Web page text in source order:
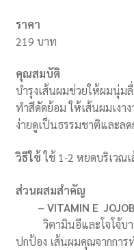
ราคา
219 บาท
คุณสมบัติ
บำรุงเส้นผมช่วยให้ผมนุ่ม
ทำสีดัดย้อม ให้เส้นผมเงา
ง่ายดูเป็นธรรมชาติและล
วิธีใช้ใช้ 1-2 หยดบริเวณ
ส่วนผสมสำคัญ
– VITAMIN E
วิตามินอีและโจโจ้บา
ปกป้อง เส้นผมคุณจากการ